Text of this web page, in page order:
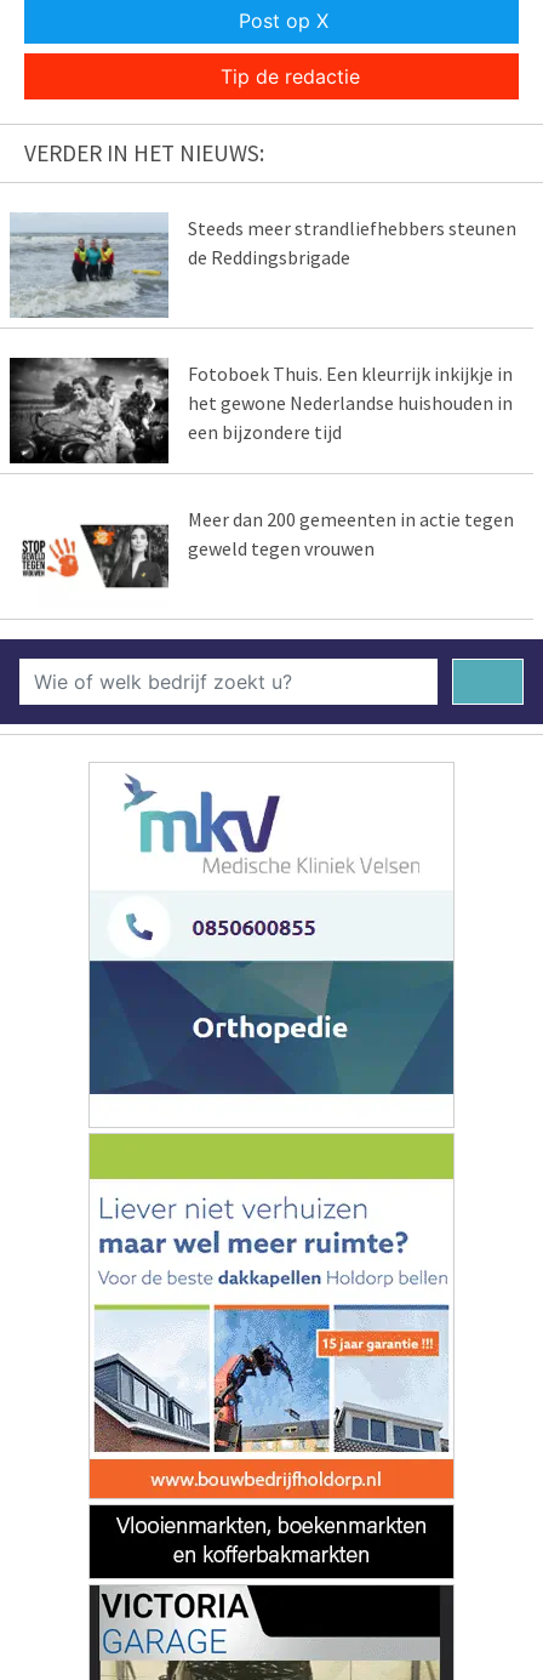
Post op X
Tip de redactie
VERDER IN HET NIEUWS:
Steeds meer strandliefhebbers steunen
de Reddingsbrigade
Fotoboek Thuis. Een kleurrijk inkijkje in
het gewone Nederlandse huishouden in
een bijzondere tijd
Meer dan 200 gemeenten in actie tegen
geweld tegen vrouwen